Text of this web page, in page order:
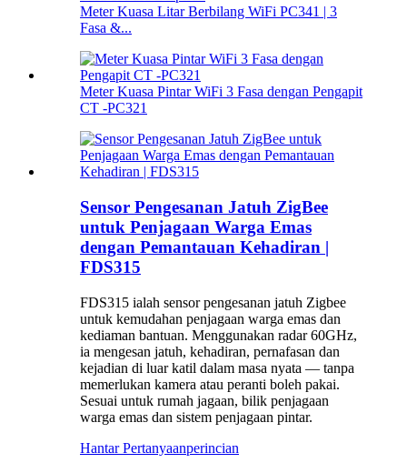
Meter Kuasa Litar Berbilang WiFi PC341 | 3
Fasa &...
Meter Kuasa Pintar WiFi 3 Fasa dengan Pengapit
CT -PC321
Sensor Pengesanan Jatuh ZigBee
untuk Penjagaan Warga Emas
dengan Pemantauan Kehadiran |
FDS315
FDS315 ialah sensor pengesanan jatuh Zigbee
untuk kemudahan penjagaan warga emas dan
kediaman bantuan. Menggunakan radar 60GHz,
ia mengesan jatuh, kehadiran, pernafasan dan
kejadian di luar katil dalam masa nyata — tanpa
memerlukan kamera atau peranti boleh pakai.
Sesuai untuk rumah jagaan, bilik penjagaan
warga emas dan sistem penjagaan pintar.
Hantar Pertanyaanperincian